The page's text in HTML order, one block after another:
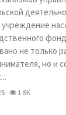
не только
но и
1.8K